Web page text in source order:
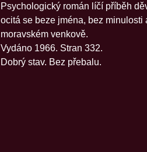
Psychologický román líčí příběh
ocitá se beze jména, bez
moravském venkově.
Vydáno 1966. Stran 332.
Dobrý stav. Bez přebalu.